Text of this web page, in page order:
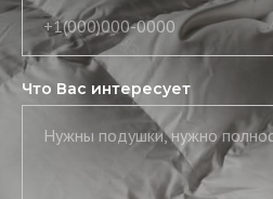
+1(000)000-0000
Что Вас интересует